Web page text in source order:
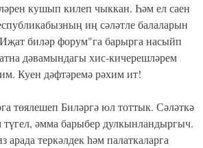
кушып килеп чыккан. Һәм ел саен
иң сәләтле балаларын
биләр форум"га барырга насыйп
дәвамындагы хис-кичерешләрем
Куен дәфтәремә рәхим ит!
төялешеп Биләргә юл тоттык. Сәләткә
түгел, әмма барыбер дулкынландыргыч.
теркәлдек һәм палаткаларга